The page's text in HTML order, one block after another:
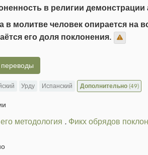
в религии
в молитве человек опирается
его доля поклонения.
Урду Испанский Дополнительно(49)
методология .Фикх обрядов